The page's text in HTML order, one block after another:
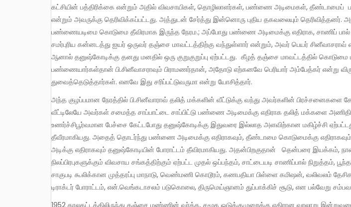
கட்சியின் பத்திரிக்கை என்றும் அதில் விவசாயிகள், தொழிலாளர்கள், பண்ணை அடிமைகள், தீண்டாமைப்
என்றும் அவருக்கு தெரிவிக்கப்பட்டது. அத்துடன் சேர்த்து இன்னொரு புதிய தகவலையும் தெரிவித்தனர்.
பண்ணையடிமை கொடுமை தீவிரமாக இருந்த நேரம.; அப்போது பண்ணை அடிமைக்கு எதிராக, சாணிப் பால்
சமர்புரிய கன்னடத்து ஐயர் ஒருவர் தஞ்சை மாவட்டத்திற்கு வந்துள்ளார் என்றும், அவர் பெயர் சினீவாசராவ்
ஆனால் தனுஷ்கோடிக்கு தனது மனதில் ஒரு குறுகுறுப்பு ஏற்பட்டது. கீழத் தஞ்சை மாவட்டத்தில் கொடுமை
பண்ணையார்கள்தான் பி.சினீவாசராவும் பிராமணர்தான், அதோடு எற்கனவே பெரியார் அம்பேத்கர் என்று
துவைத்தெடுத்தார்கள். எனவே இது சரிப்பட்டுவருமா என்று யோசித்தார்.
அந்த குழப்பமான நேரத்தில் பி.சினீவாராவ் தலித் மக்களின் வீட்டுக்கு வந்து அவர்களின் பிரச்சனைகளை கேட்டறிந்து அவர்கள்
வீட்டிலேயே அவர்கள் சமைத்த சாப்பாட்டை சாப்பிட்டு பண்ணை அடிமைக்கு எதிராக தலித் மக்களை
உணர்ச்சிபூர்வமான பேச்சை கேட்டபோது தனுஷ்கோடிக்கு இதுவரை இல்லாத அளவிற்கான மகிழ்ச்சி
தீவீரமாகியது. அதைத் தொடர்ந்து பண்ணை அடிமைக்கு எதிராகவும், தீண்டாமை கொடுமைக்கு
அடிக்கு எதிராகவும் தனுஷ்கோடியின் போராட்டம் தீவிரமாகியது. அதன்பிறகுதான் தென்பரை இயக்கம்,
நிலப்பிரபுகளுக்கும் விவசாய சங்கத்திற்கும் ஏற்பட்ட முதல் ஒப்பந்தம், சாட்டையடி சாணிப்பால் நிறுத்தம்,
சாகுபடி கூலிக்கான முத்தரப்பு மாநாடு, வெண்மணி கொடூரம், கணபதியா பிள்ளை கமிஷன், வலிவலம்
டிராக்டர் போராட்டம், என்.வெங்கடாசலம் படுகொலை, திருமெய்ஞானம் துப்பாக்கிச் சூடு, என பல்வேறு